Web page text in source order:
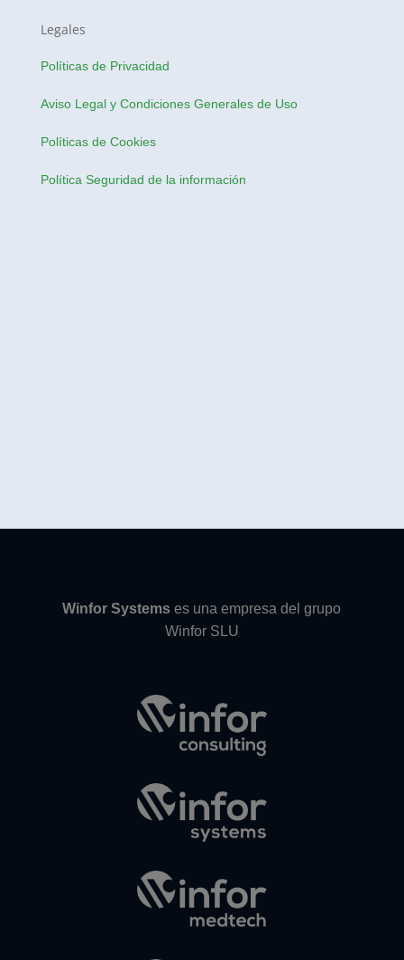
Legales
Políticas de Privacidad
Aviso Legal y Condiciones Generales de Uso
Políticas de Cookies
Política Seguridad de la información
Winfor Systems es una empresa del grupo
Winfor SLU